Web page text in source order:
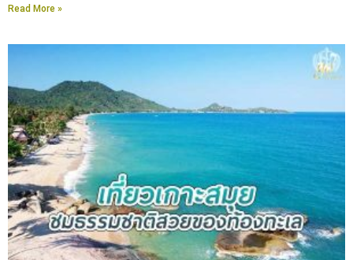
Read More »